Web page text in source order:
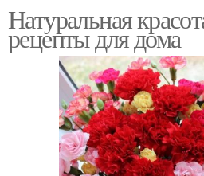
Натуральная
рецепты для дома